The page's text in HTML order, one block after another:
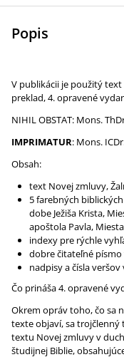
Popis
V publikácii je použitý
preklad, 4. opravené
NIHIL OBSTAT: Mons.
IMPRIMATUR: Mons.
Obsah:
text Novej zmluvy,
5 farebných
dobe Ježiša Krista,
apoštola Pavla,
indexy pre rýchle
dobre čitateľné
nadpisy a čísla veršov
Čo prináša 4. opravené
Okrem opráv toho, čo sa
texte objaví, sa
textu Novej zmluvy v
študijnej Biblie,